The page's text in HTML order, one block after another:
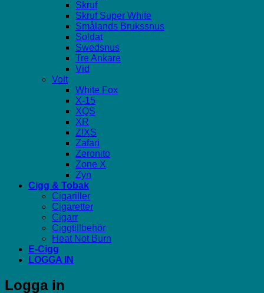
Skruf
Skruf Super White
Smålands Brukssnus
Soldat
Swedsnus
Tre Ankare
Vid
Volt
White Fox
X-15
XQS
XR
Z!XS
Zafari
Zeronito
Zone X
Zyn
Cigg & Tobak
Cigariller
Cigaretter
Cigarr
Ciggtillbehör
Heat Not Burn
E-Cigg
LOGGA IN
Logga in